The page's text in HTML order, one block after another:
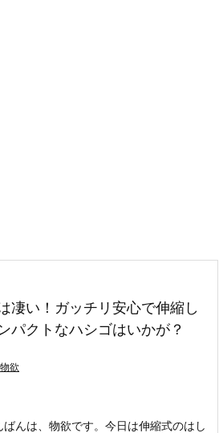
凄い！ガッチリ安心で伸縮し
パクトなハシゴはいかが？
物欲
ばんは、物欲です。 今日は伸縮式のはし